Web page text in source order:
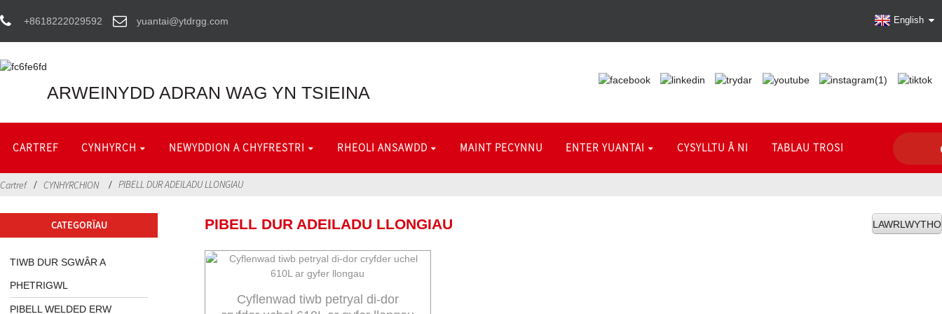
+8618222029592 yuantai@ytdrgg.com English
ARWEINYDD ADRAN WAG YN TSIEINA
CARTREF CYNHYRCH NEWYDDION A CHYFRESTRI RHEOLI ANSAWDD MAINT PECYNNU ENTER YUANTAI CYSYLLTU Â NI TABLAU TROSI
Cartref CYNHYRCHION PIBELL DUR ADEILADU LLONGIAU
CATEGORÏAU
TIWB DUR SGWÂR A
PHETRIGWL
PIBELL WELDED ERW
PIBELL DUR ADEILADU LLONGIAU LAWRLWYTHO
Cyflenwad tiwb petryal di-dor